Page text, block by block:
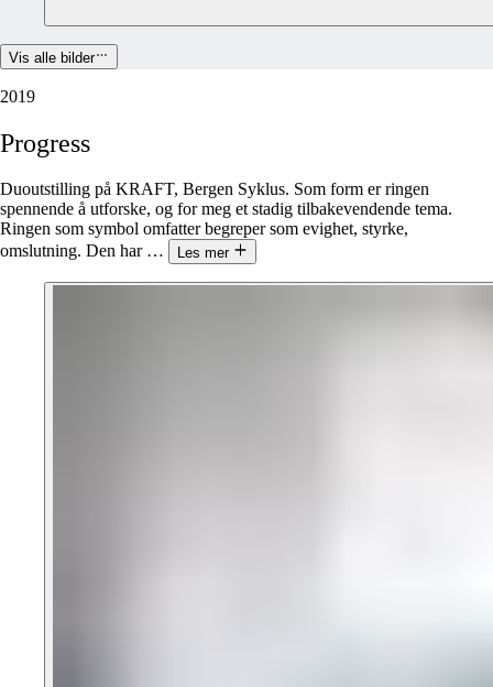
Vis alle bilder
2019
Progress
Duoutstilling på KRAFT, Bergen Syklus. Som form er ringen
spennende å utforske, og for meg et stadig tilbakevendende tema.
Ringen som symbol omfatter begreper som evighet, styrke,
omslutning. Den har … Les mer